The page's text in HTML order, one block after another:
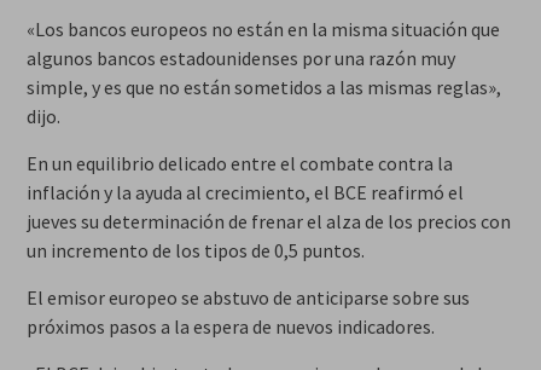
«Los bancos europeos no están en la misma situación que
algunos bancos estadounidenses por una razón muy
simple, y es que no están sometidos a las mismas reglas»,
dijo.
En un equilibrio delicado entre el combate contra la
inflación y la ayuda al crecimiento, el BCE reafirmó el
jueves su determinación de frenar el alza de los precios con
un incremento de los tipos de 0,5 puntos.
El emisor europeo se abstuvo de anticiparse sobre sus
próximos pasos a la espera de nuevos indicadores.